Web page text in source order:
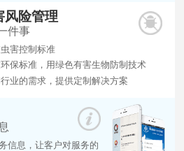
风险管理
件事
害控制标准
保标准，用绿色有害生物防制技术
业的需求，提供定制解决方案
信息，让客户对服务的